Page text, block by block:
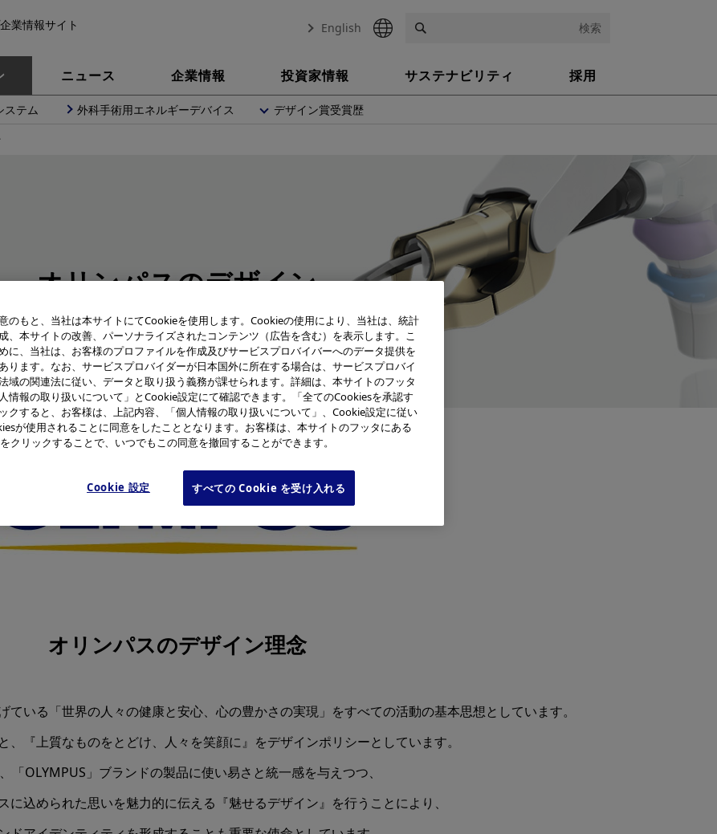
業情報サイト English 検索
ニュース 企業情報 投資家情報 サステナビリティ 採用
ステム 外科手術用エネルギーデバイス
デザイン賞受賞歴
オリンパスのデザイン
オリンパスのデザイン理念
ている「世界の人々の健康と安心、心の豊かさの実現」をすべての活動の基本思想としています。
、『上質なものをとどけ、人々を笑顔に』をデザインポリシーとしています。
「OLYMPUS」ブランドの製品に使い易さと統一感を与えつつ、
に込められた思いを魅力的に伝える『魅せるデザイン』を行うことにより、
のもと、当社は本サイトにてCookieを使用します。Cookieの使用により、当社は、統計
、本サイトの改善、パーソナライズされたコンテンツ（広告を含む）を表示します。こ
に、当社は、お客様のプロファイルを作成及びサービスプロバイバーへのデータ提供を
ります。なお、サービスプロバイダーが日本国外に所在する場合は、サービスプロバイ
域の関連法に従い、データと取り扱う義務が課せられます。詳細は、本サイトのフッタ
情報の取り扱いについて」とCookie設定にて確認できます。「全てのCookiesを承認す
クすると、お客様は、上記内容、「個人情報の取り扱いについて」、Cookie設定に従い
が使用されることに同意をしたこととなります。お客様は、本サイトのフッタにある
クリックすることで、いつでもこの同意を撤回することができます。
Cookie 設定 すべての Cookie を受け入れる